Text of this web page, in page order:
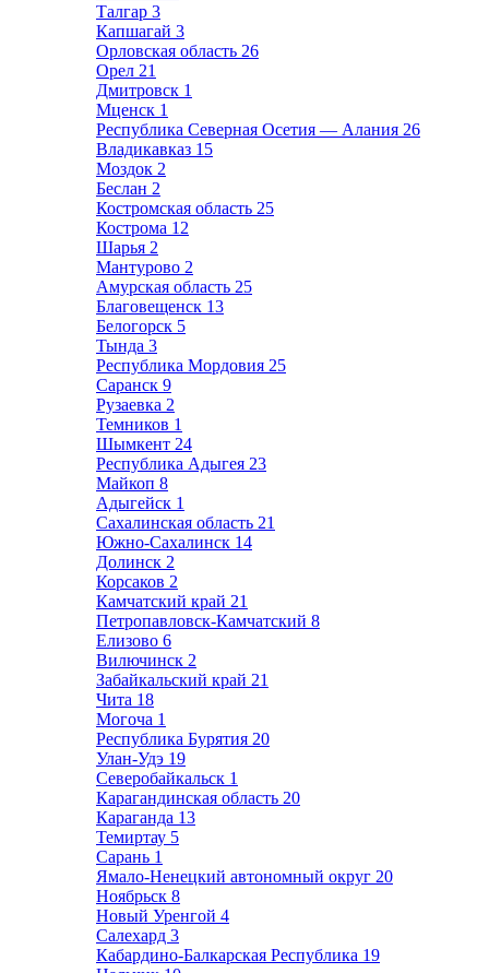
Талгар 3
Капшагай 3
Орловская область 26
Орел 21
Дмитровск 1
Мценск 1
Республика Северная Осетия — Алания 26
Владикавказ 15
Моздок 2
Беслан 2
Костромская область 25
Кострома 12
Шарья 2
Мантурово 2
Амурская область 25
Благовещенск 13
Белогорск 5
Тында 3
Республика Мордовия 25
Саранск 9
Рузаевка 2
Темников 1
Шымкент 24
Республика Адыгея 23
Майкоп 8
Адыгейск 1
Сахалинская область 21
Южно-Сахалинск 14
Долинск 2
Корсаков 2
Камчатский край 21
Петропавловск-Камчатский 8
Елизово 6
Вилючинск 2
Забайкальский край 21
Чита 18
Могоча 1
Республика Бурятия 20
Улан-Удэ 19
Северобайкальск 1
Карагандинская область 20
Караганда 13
Темиртау 5
Сарань 1
Ямало-Ненецкий автономный округ 20
Ноябрьск 8
Новый Уренгой 4
Салехард 3
Кабардино-Балкарская Республика 19